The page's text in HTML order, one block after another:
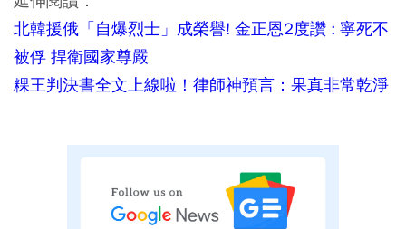
北韓援俄「自爆烈士」成榮譽! 金正恩2度讚 : 寧死不
被俘 捍衛國家尊嚴
粿王判決書全文上線啦！律師神預言：果真非常乾淨